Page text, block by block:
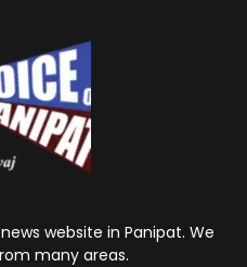
website in Panipat. We
many areas.